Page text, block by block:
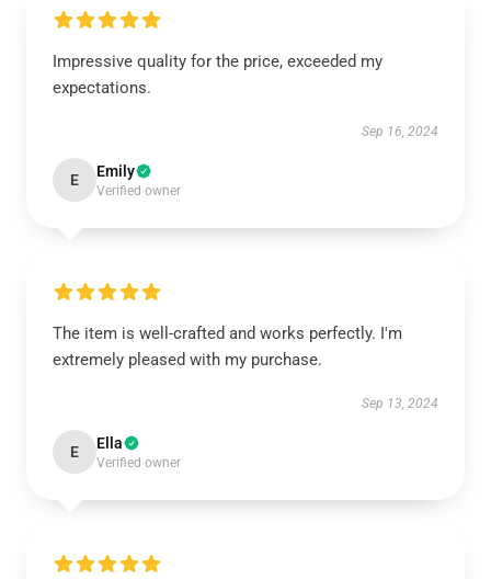
Impressive quality for the price, exceeded my
expectations.
Sep 16, 2024
E Emily
Verified owner
The item is well-crafted and works perfectly. I'm
extremely pleased with my purchase.
Sep 13, 2024
E Ella
Verified owner